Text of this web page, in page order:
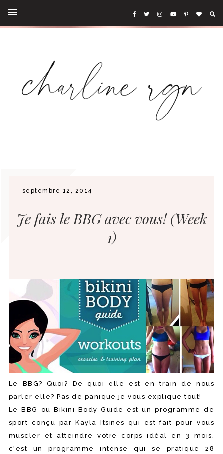
septembre 12, 2014
Je fais le BBG avec vous! (Week
1)
Le BBG? Quoi? De quoi elle est en train de nous
parler elle? Pas de panique je vous explique tout!
Le BBG ou Bikini Body Guide est un programme de
sport conçu par Kayla Itsines qui est fait pour vous
muscler et atteindre votre corps idéal en 3 mois,
c'est un programme intense qui se pratique 28